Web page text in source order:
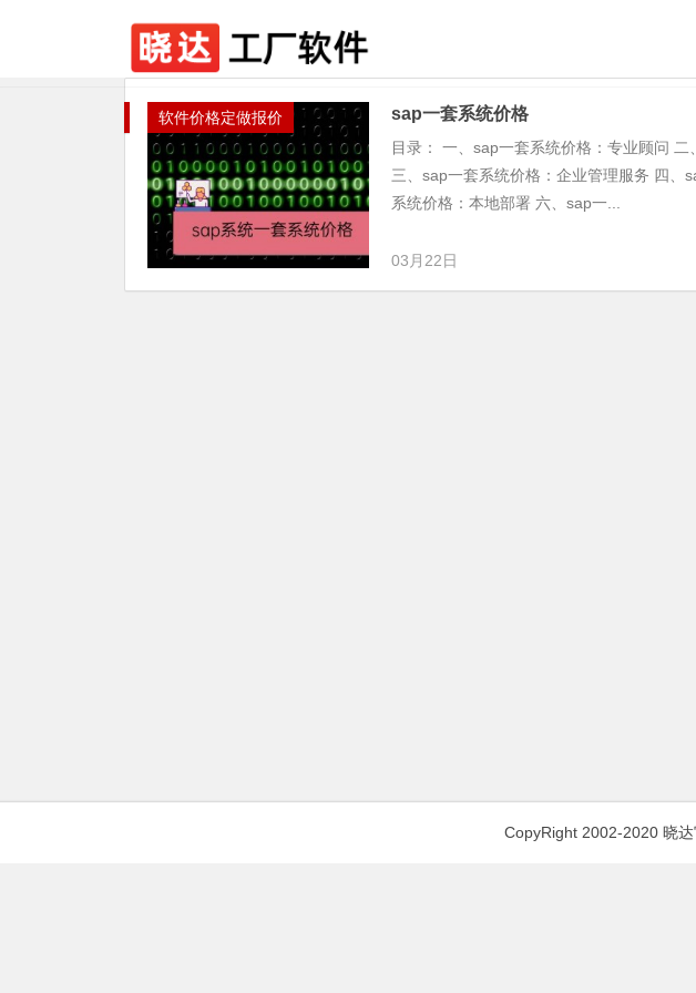
软件价格定做报价 sap一套系统价格
目录： 一、sap一套系统价格：专业顾问
三、sap一套系统价格：企业管理服务 四、
系统价格：本地部署 六、sap一...
03月22日
CopyRight 2002-2020 晓